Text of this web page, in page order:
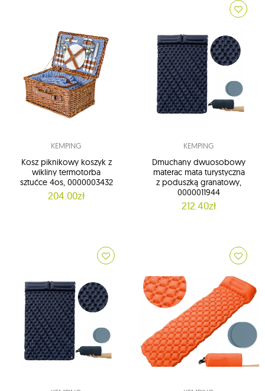
KEMPING
Kosz piknikowy koszyk z
wikliny termotorba
sztućce 4os, 0000003432
204.00zł
KEMPING
Dmuchany dwuosobowy
materac mata turystyczna
z poduszką granatowy,
0000011944
212.40zł